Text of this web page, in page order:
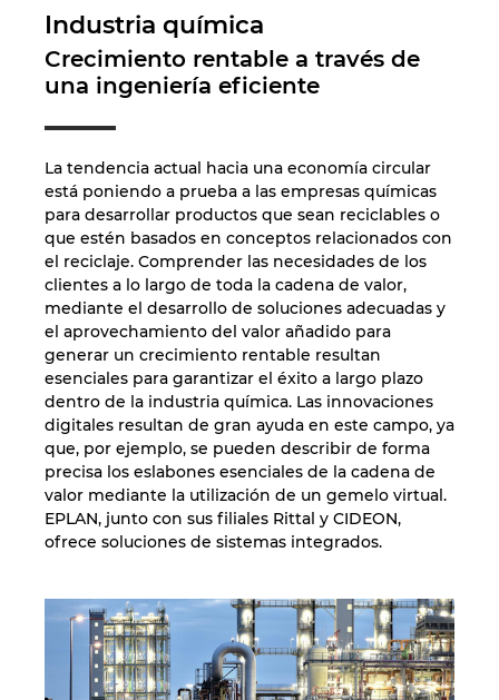
Industria química
Crecimiento rentable a través de
una ingeniería eficiente
La tendencia actual hacia una economía circular
está poniendo a prueba a las empresas químicas
para desarrollar productos que sean reciclables o
que estén basados en conceptos relacionados con
el reciclaje. Comprender las necesidades de los
clientes a lo largo de toda la cadena de valor,
mediante el desarrollo de soluciones adecuadas y
el aprovechamiento del valor añadido para
generar un crecimiento rentable resultan
esenciales para garantizar el éxito a largo plazo
dentro de la industria química. Las innovaciones
digitales resultan de gran ayuda en este campo, ya
que, por ejemplo, se pueden describir de forma
precisa los eslabones esenciales de la cadena de
valor mediante la utilización de un gemelo virtual.
EPLAN, junto con sus filiales Rittal y CIDEON,
ofrece soluciones de sistemas integrados.